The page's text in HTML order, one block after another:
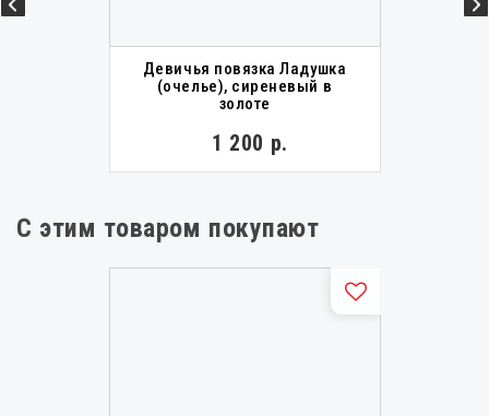
Девичья повязка Ладушка
(очелье), сиреневый в
золоте
1 200 р.
С этим товаром покупают